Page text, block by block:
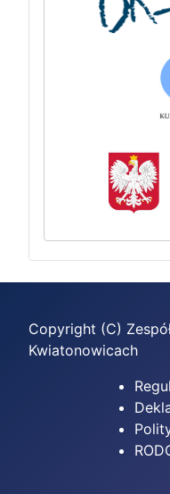
Copyright (C)
Kwiatonowicach